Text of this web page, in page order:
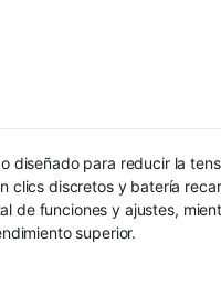
para reducir la
discretos y batería
funciones y ajustes,
superior.